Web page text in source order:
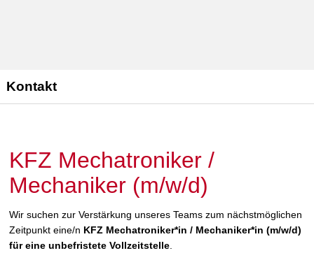
Kontakt
KFZ Mechatroniker /
Mechaniker (m/w/d)
Wir suchen zur Verstärkung unseres Teams zum nächstmöglichen
Zeitpunkt eine/n KFZ Mechatroniker*in / Mechaniker*in (m/w/d)
für eine unbefristete Vollzeitstelle